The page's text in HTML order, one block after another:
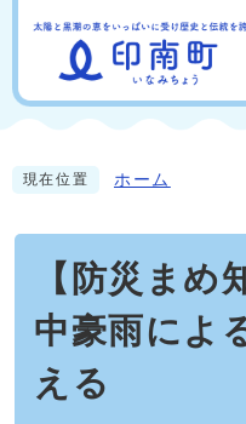
現在位置 ホーム
【防災ま
中豪雨によ
える